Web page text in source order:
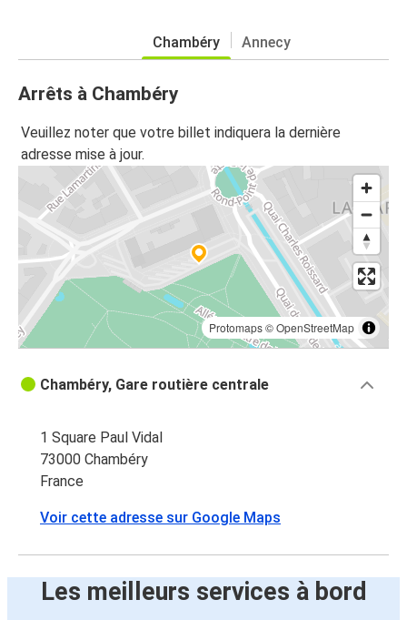
Chambéry Annecy
Arrêts à Chambéry
Veuillez noter que votre billet indiquera la dernière
adresse mise à jour.
Protomaps©OpenStreetMap
Chambéry, Gare routière centrale
1 Square Paul Vidal
73000 Chambéry
France
Voir cette adresse sur Google Maps
Les meilleurs services à bord